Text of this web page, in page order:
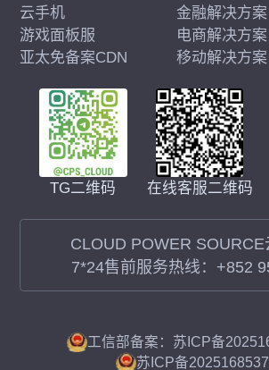
TG二维码 在线客服二维码
CLOUD POWER SOURCE
7*24售前服务热线： +852
云手机
游戏面板服
亚太免备案CDN
金融解决方案
电商解决方案
移动解决方案
工信部备案：苏ICP备
苏ICP备